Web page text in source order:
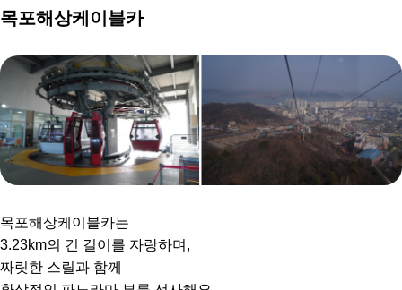
목포해상케이블카
목포해상케이블카는
3.23km의 긴 길이를 자랑하며,
짜릿한 스릴과 함께